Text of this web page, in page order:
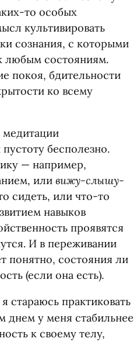
то особых
культивировать
сознания, с которыми
любым состояниям.
покоя, бдительности
ко всему
медитации
бесполезно.
— например,
или вижу-слышу-
сидеть, или что-то
навыков
проявятся
И в переживании
понятно, состояния ли
(если она есть).
стараюсь практиковать
днем у меня стабильнее
к своему телу,